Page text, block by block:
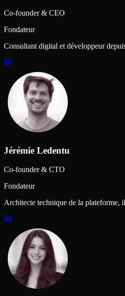
Co-founder & CEO
Fondateur
Consultant digital et développeur
Jérémie Ledentu
Co-founder & CTO
Fondateur
Architecte technique de la plateforme,